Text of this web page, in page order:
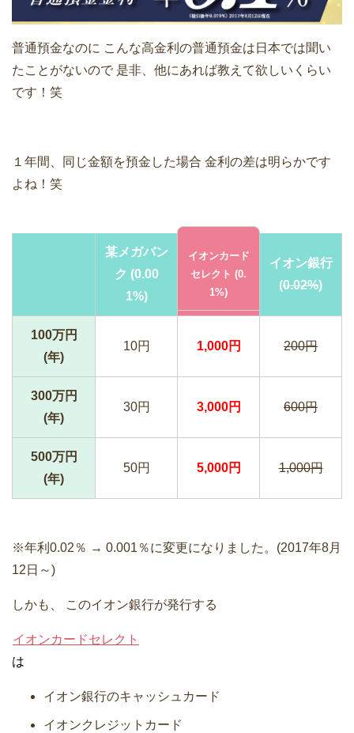
普通預金なのに こんな高金利の普通預金は日本では聞い
たことがないので 是非、他にあれば教えて欲しいくらい
です！笑
１年間、同じ金額を預金した場合 金利の差は明らかです
よね！笑
某メガバン
ク (0.00
1%)
イオンカード
セレクト (0.
1%)
イオン銀行
(0.02%)
100万円
(年)
10円 1,000円 200円
300万円
(年)
30円 3,000円 600円
500万円
(年)
50円 5,000円 1,000円
※年利0.02％ → 0.001％に変更になりました。(2017年8月
12日～)
しかも、 このイオン銀行が発行する
イオンカードセレクト
は
イオン銀行のキャッシュカード
イオンクレジットカード